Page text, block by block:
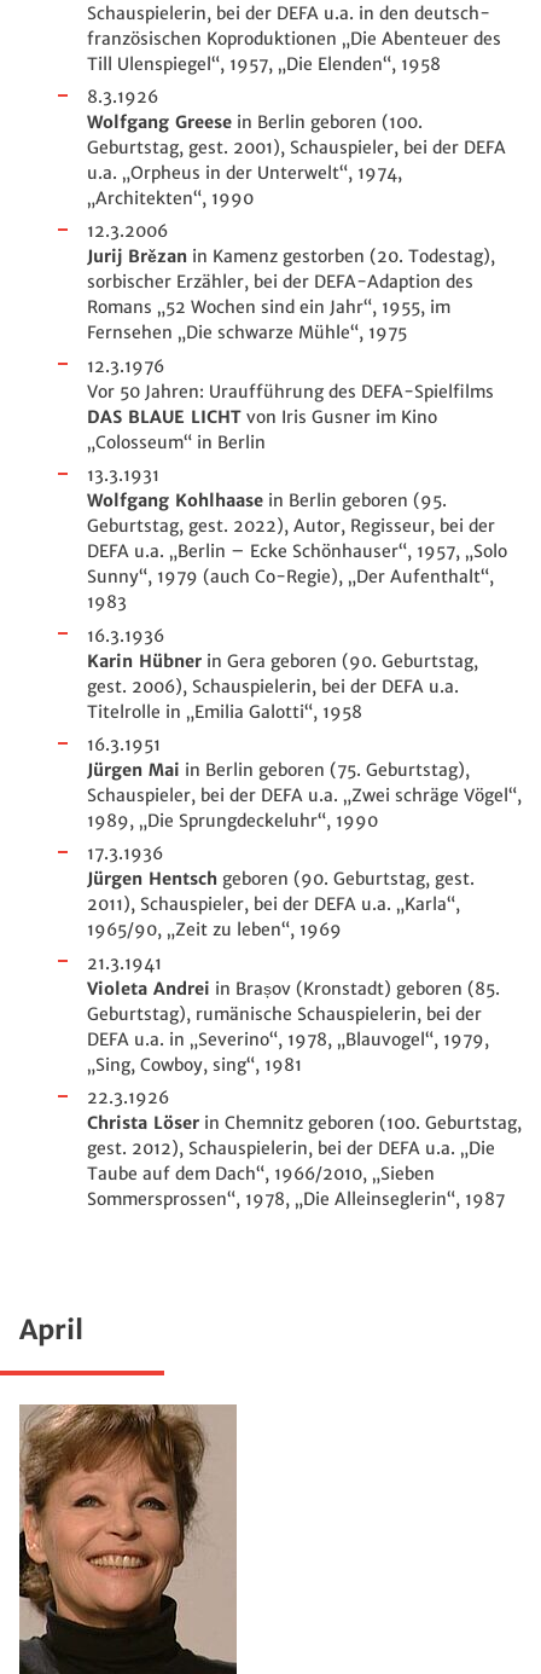
Schauspielerin, bei der DEFA u.a. in den deutsch-
französischen Koproduktionen „Die Abenteuer des
Till Ulenspiegel“, 1957, „Die Elenden“, 1958
8.3.1926
Wolfgang Greese in Berlin geboren (100.
Geburtstag, gest. 2001), Schauspieler, bei der DEFA
u.a. „Orpheus in der Unterwelt“, 1974,
„Architekten“, 1990
12.3.2006
Jurij Brězan in Kamenz gestorben (20. Todestag),
sorbischer Erzähler, bei der DEFA-Adaption des
Romans „52 Wochen sind ein Jahr“, 1955, im
Fernsehen „Die schwarze Mühle“, 1975
12.3.1976
Vor 50 Jahren: Uraufführung des DEFA-Spielfilms
DAS BLAUE LICHT von Iris Gusner im Kino
„Colosseum“ in Berlin
13.3.1931
Wolfgang Kohlhaase in Berlin geboren (95.
Geburtstag, gest. 2022), Autor, Regisseur, bei der
DEFA u.a. „Berlin – Ecke Schönhauser“, 1957, „Solo
Sunny“, 1979 (auch Co-Regie), „Der Aufenthalt“,
1983
16.3.1936
Karin Hübner in Gera geboren (90. Geburtstag,
gest. 2006), Schauspielerin, bei der DEFA u.a.
Titelrolle in „Emilia Galotti“, 1958
16.3.1951
Jürgen Mai in Berlin geboren (75. Geburtstag),
Schauspieler, bei der DEFA u.a. „Zwei schräge Vögel“,
1989, „Die Sprungdeckeluhr“, 1990
17.3.1936
Jürgen Hentsch geboren (90. Geburtstag, gest.
2011), Schauspieler, bei der DEFA u.a. „Karla“,
1965/90, „Zeit zu leben“, 1969
21.3.1941
Violeta Andrei in Brașov (Kronstadt) geboren (85.
Geburtstag), rumänische Schauspielerin, bei der
DEFA u.a. in „Severino“, 1978, „Blauvogel“, 1979,
„Sing, Cowboy, sing“, 1981
22.3.1926
Christa Löser in Chemnitz geboren (100. Geburtstag,
gest. 2012), Schauspielerin, bei der DEFA u.a. „Die
Taube auf dem Dach“, 1966/2010, „Sieben
Sommersprossen“, 1978, „Die Alleinseglerin“, 1987
April